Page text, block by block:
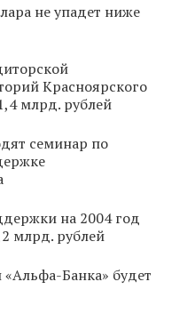
не упадет ниже
Красноярского
млрд. рублей
семинар по
на 2004 год
млрд. рублей
Банка» будет